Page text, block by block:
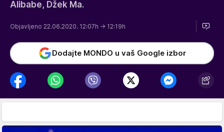
Alibabe, Džek Ma.
Objavljeno 22.06.2020. 12:07h → 12:19h
Dodajte MONDO u vaš Google izbor